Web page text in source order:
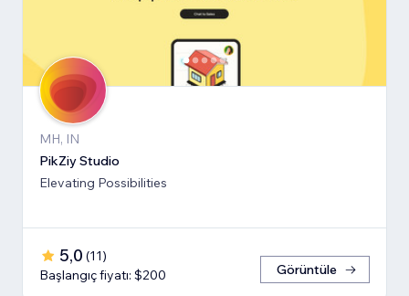
MH, IN
PikZiy Studio
Elevating Possibilities
5,0 (11)
Başlangıç fiyatı: $200
Görüntüle